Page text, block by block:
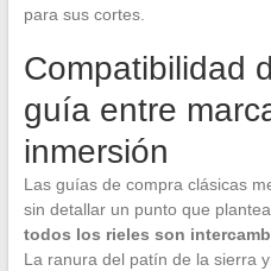
para sus cortes.
Compatibilidad
guía entre
inmersión
Las guías de compra clásicas
sin detallar un punto que
todos los rieles son
La ranura del patín de la sierra